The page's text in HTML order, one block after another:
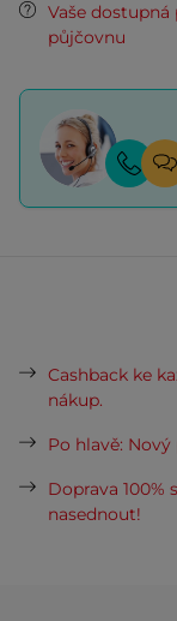
Vaše
půjčovnu
Cashback ke
nákup.
Po hlavě:
Doprava 100%
nasednout!